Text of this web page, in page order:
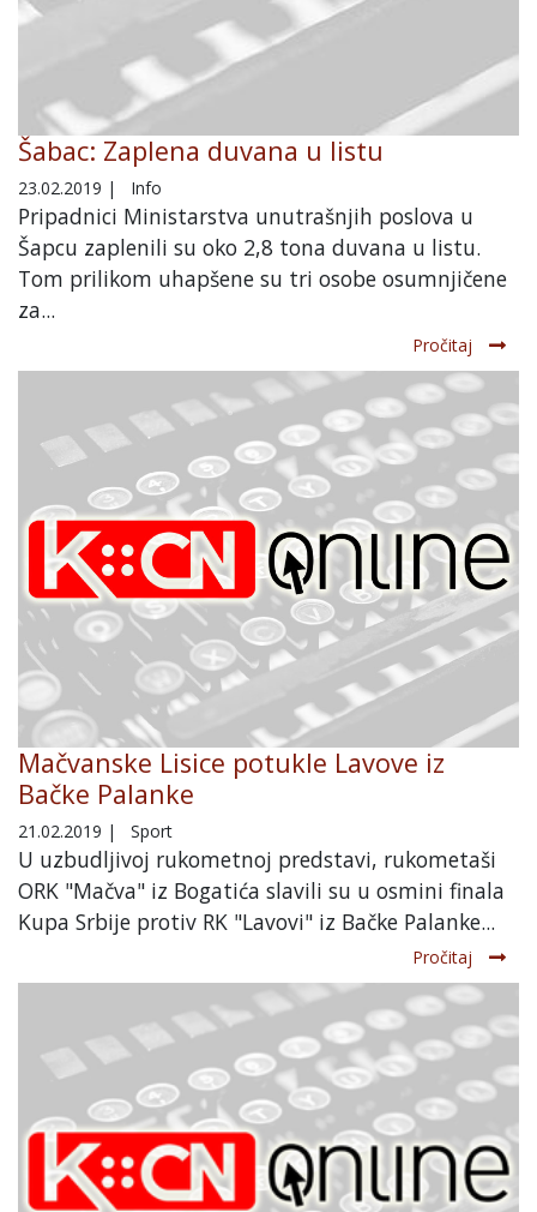
Šabac: Zaplena duvana u listu
23.02.2019 | Info
Pripadnici Ministarstva unutrašnjih poslova u
Šapcu zaplenili su oko 2,8 tona duvana u listu.
Tom prilikom uhapšene su tri osobe osumnjičene
za...
Pročitaj
Mačvanske Lisice potukle Lavove iz
Bačke Palanke
21.02.2019 | Sport
U uzbudljivoj rukometnoj predstavi, rukometaši
ORK "Mačva" iz Bogatića slavili su u osmini finala
Kupa Srbije protiv RK "Lavovi" iz Bačke Palanke...
Pročitaj